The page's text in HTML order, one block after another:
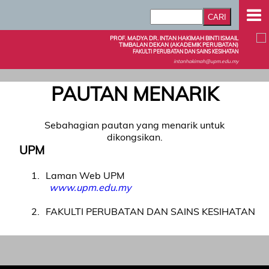
PROF. MADYA DR. INTAN HAKIMAH BINTI ISMAIL
TIMBALAN DEKAN (AKADEMIK PERUBATAN)
FAKULTI PERUBATAN DAN SAINS KESIHATAN
intanhakimah@upm.edu.my
PAUTAN MENARIK
Sebahagian pautan yang menarik untuk
dikongsikan.
UPM
1
Laman Web UPM
www.upm.edu.my
2
FAKULTI PERUBATAN DAN SAINS KESIHATAN